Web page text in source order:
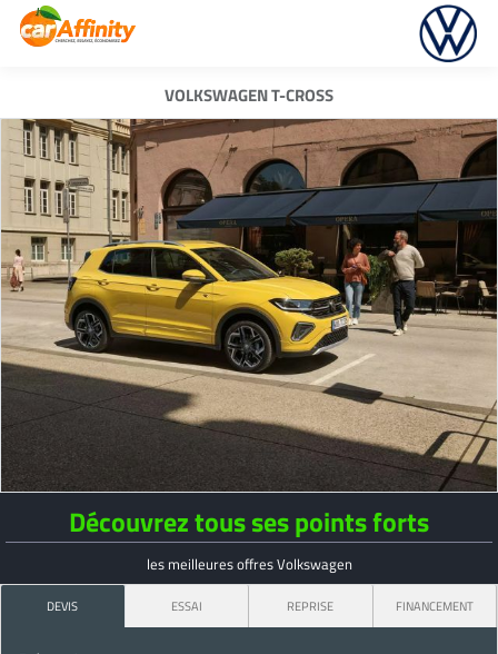
VOLKSWAGEN T-CROSS
Découvrez tous ses points forts
les meilleures offres Volkswagen
DEVIS ESSAI REPRISE FINANCEMENT